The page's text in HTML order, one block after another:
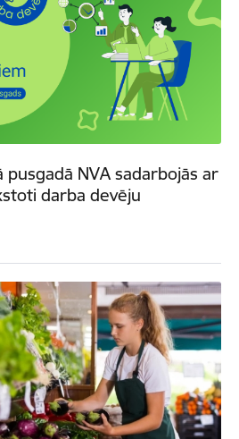
pusgadā NVA sadarbojās ar
darba devēju